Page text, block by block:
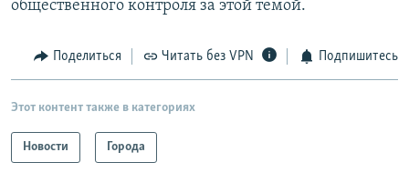
общественного контроля за этой темой.
Поделиться Читать без VPN Подпишитесь
Этот контент также в категориях
Новости Города